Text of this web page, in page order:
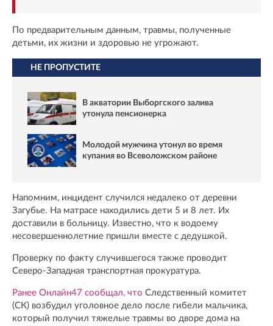
По предварительным данным, травмы, полученные
детьми, их жизни и здоровью не угрожают.
НЕ ПРОПУСТИТЕ
В акватории Выборгского залива
утонула пенсионерка
Молодой мужчина утонул во время
купания во Всеволожском районе
Напомним, инцидент случился недалеко от деревни
Загубье. На матрасе находились дети 5 и 8 лет. Их
доставили в больницу. Известно, что к водоему
несовершеннолетние пришли вместе с дедушкой.
Проверку по факту случившегося также проводит
Северо-Западная транспортная прокуратура.
Ранее Онлайн47 сообщал, что Следственный комитет
(СК) возбудил уголовное дело после гибели мальчика,
который получил тяжелые травмы во дворе дома на